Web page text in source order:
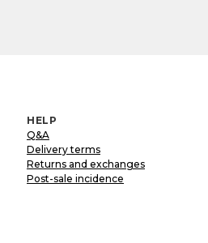
HELP
Q&A
Delivery terms
Returns and exchanges
Post-sale incidence